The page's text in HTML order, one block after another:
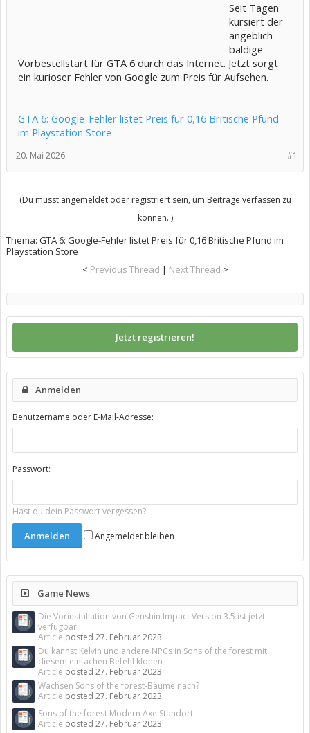
Seit Tagen
kursiert der
angeblich
baldige
Vorbestellstart für GTA 6 durch das Internet. Jetzt sorgt
ein kurioser Fehler von Google zum Preis für Aufsehen.
GTA 6: Google-Fehler listet Preis für 0,16 Britische Pfund
im Playstation Store
#1
20. Mai 2026
(Du musst angemeldet oder registriert sein, um Beiträge verfassen zu
können. )
Thema: GTA 6: Google-Fehler listet Preis für 0,16 Britische Pfund im
Playstation Store
< Previous Thread | Next Thread >
Jetzt registrieren!
Anmelden
Benutzername oder E-Mail-Adresse:
Passwort:
Hast du dein Passwort vergessen?
Angemeldet bleiben
Game News
Die Vorinstallation von Genshin Impact Version 3.5 ist jetzt
verfügbar
Article posted 27. Februar 2023
Du kannst Kelvin und andere NPCs in Sons of the forest mit
diesem einfachen Befehl klonen
Article posted 27. Februar 2023
Wachsen Sons of the forest-Bäume nach?
Article posted 27. Februar 2023
Sons of the forest Modern Axe Standort
Article posted 27. Februar 2023